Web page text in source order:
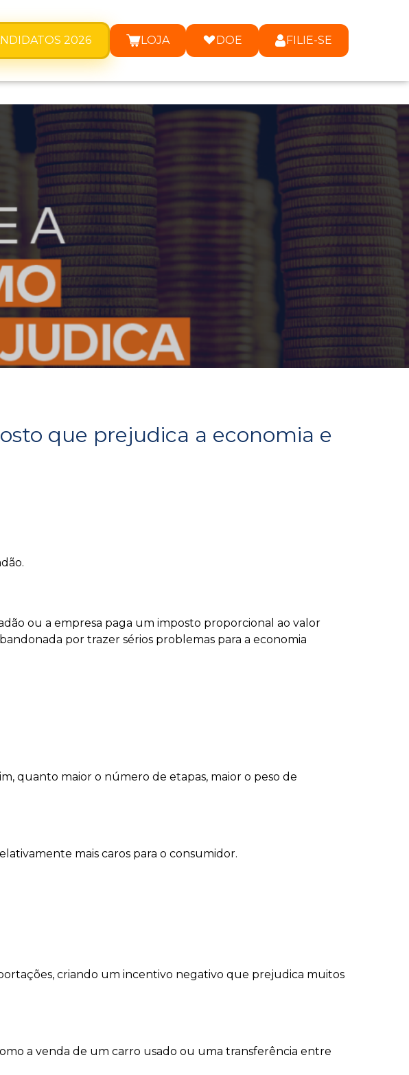
2026 LOJA DOE FILIE-SE
que prejudica a economia e
ou a empresa paga um imposto proporcional ao valor
por trazer sérios problemas para a economia
quanto maior o número de etapas, maior o peso de
mais caros para o consumidor.
criando um incentivo negativo que prejudica muitos
a venda de um carro usado ou uma transferência entre